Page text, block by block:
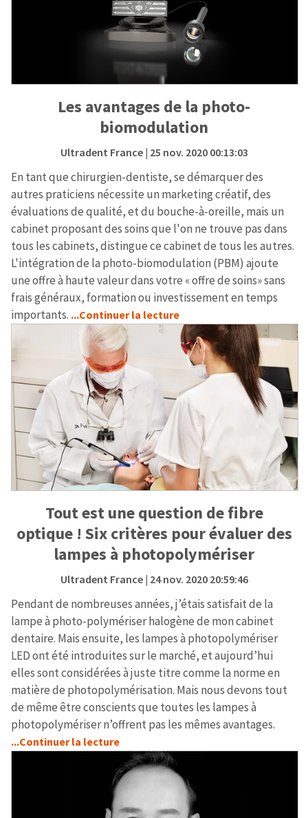
Les avantages de la photo-
biomodulation
Ultradent France| 25 nov. 2020 00:13:03
En tant que chirurgien-dentiste, se démarquer des
autres praticiens nécessite un marketing créatif, des
évaluations de qualité, et du bouche-à-oreille, mais un
cabinet proposant des soins que l'on ne trouve pas dans
tous les cabinets, distingue ce cabinet de tous les autres.
L'intégration de la photo-biomodulation (PBM) ajoute
une offre à haute valeur dans votre « offre de soins» sans
frais généraux, formation ou investissement en temps
importants. ...Continuer la lecture
Tout est une question de fibre
optique ! Six critères pour évaluer des
lampes à photopolymériser
Ultradent France| 24 nov. 2020 20:59:46
Pendant de nombreuses années, j’étais satisfait de la
lampe à photo-polymériser halogène de mon cabinet
dentaire. Mais ensuite, les lampes à photopolymériser
LED ont été introduites sur le marché, et aujourd’hui
elles sont considérées à juste titre comme la norme en
matière de photopolymérisation. Mais nous devons tout
de même être conscients que toutes les lampes à
photopolymériser n’offrent pas les mêmes avantages.
...Continuer la lecture